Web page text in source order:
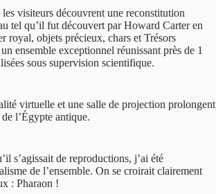
visiteurs découvrent une reconstitution
tel qu’il fut découvert par Howard Carter en
royal, objets précieux, chars et Trésors
ensemble exceptionnel réunissant près de 1
sous supervision scientifique.
virtuelle et une salle de projection prolongent
l’Égypte antique.
s’agissait de reproductions, j’ai été
de l’ensemble. On se croirait clairement
: Pharaon !